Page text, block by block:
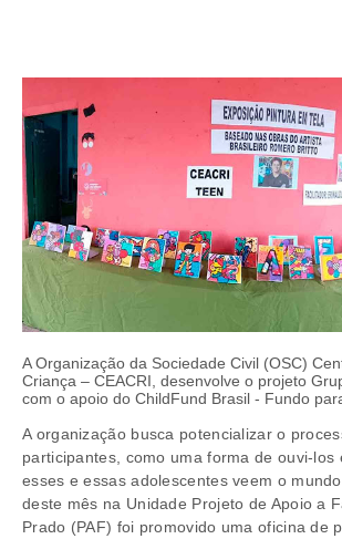
A Organização da Sociedade Civil (OSC)
Criança – CEACRI, desenvolve o projeto
com o apoio do ChildFund Brasil - Fundo
A organização busca potencializar o
participantes, como uma forma de ouvi-los
esses e essas adolescentes veem o
deste mês na Unidade Projeto de Apoio a
Prado (PAF) foi promovido uma oficina de